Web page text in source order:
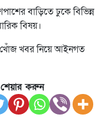
বাড়িতে ঢুকে বিভিন্ন
বিষয়।
খোঁজ খবর নিয়ে আইনগত
শেয়ার করুন